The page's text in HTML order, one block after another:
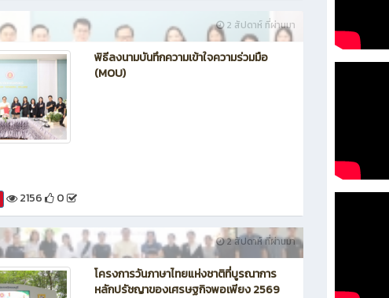
2218 0
2156 0